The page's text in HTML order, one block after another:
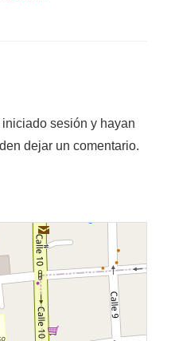
sesión y hayan
dejar un comentario.